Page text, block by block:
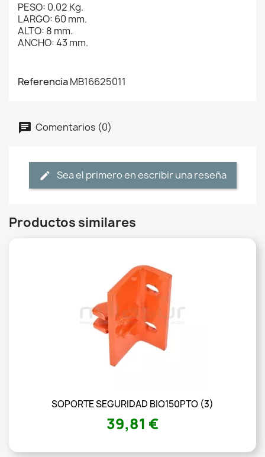
PESO: 0.02 Kg.
LARGO: 60 mm.
ALTO: 8 mm.
ANCHO: 43 mm.
ReferenciaMB16625011
Comentarios (0)
Sea el primero en escribir una reseña
Productos similares
SOPORTE SEGURIDAD BIO150PTO (3)
39,81 €